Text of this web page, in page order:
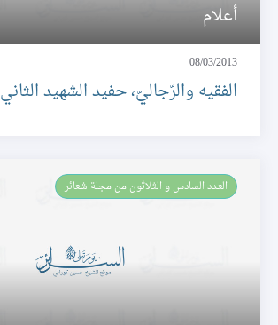
أعلام
08/03/2013
الفقيه والرّجاليّ، حفيد الشهيد الثاني
العـدد السادس و الثلاثون من مجلة شعائر